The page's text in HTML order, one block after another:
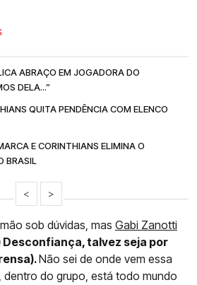
ABRAÇO EM JOGADORA DO
DELA...”
QUITA PENDÊNCIA COM ELENCO
E CORINTHIANS ELIMINA O
BRASIL
< >
sob dúvidas, mas Gabi Zanotti
Desconfiança, talvez seja por
Não sei de onde vem essa
do grupo, está todo mundo